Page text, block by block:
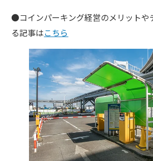
●コインパーキング経営のメリットや
る記事はこちら